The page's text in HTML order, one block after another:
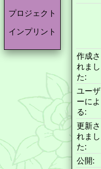
プロジェクト
インプリント
作成さ
れまし
た:
ユーザ
ーによ
る:
更新さ
れまし
た:
公開: